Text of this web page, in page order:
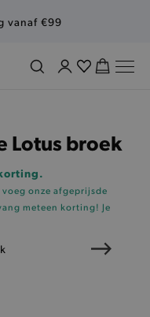
vanaf €99
Lotus broek
onze afgeprijsde
meteen korting! Je